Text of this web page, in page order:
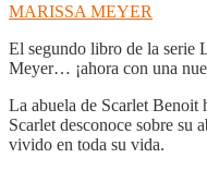
MARISSA MEYER
El segundo libro de la serie
Meyer… ¡ahora con una
La abuela de Scarlet Benoit
Scarlet desconoce sobre su
vivido en toda su vida.